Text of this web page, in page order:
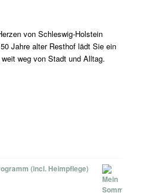
von Schleswig-Holstein
Jahre alter Resthof lädt Sie ein
weg von Stadt und Alltag.
(incl. Heimpflege)